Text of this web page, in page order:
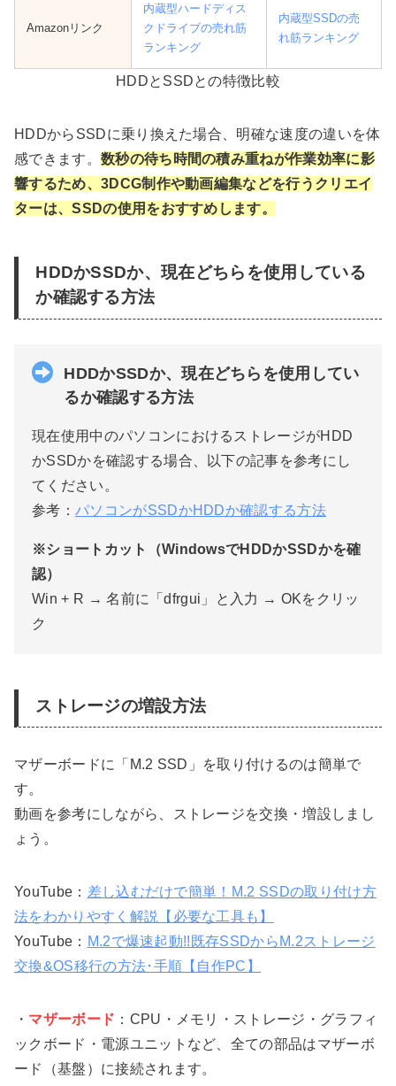
Amazonリンク
内蔵型ハードディス
クドライブの売れ筋
ランキング
内蔵型SSDの売
れ筋ランキング
HDDとSSDとの特徴比較
HDDからSSDに乗り換えた場合、明確な速度の違いを体
感できます。 数秒の待ち時間の積み重ねが作業効率に影
響するため、3DCG制作や動画編集などを行うクリエイ
ターは、SSDの使用をおすすめします。
HDDかSSDか、現在どちらを使用している
か確認する方法
HDDかSSDか、現在どちらを使用してい
るか確認する方法
現在使用中のパソコンにおけるストレージがHDD
かSSDかを確認する場合、以下の記事を参考にし
てください。
参考： パソコンがSSDかHDDか確認する方法
※ショートカット（WindowsでHDDかSSDかを確
認）
Win + R → 名前に「dfrgui」と入力 → OKをクリッ
ク
ストレージの増設方法
マザーボードに「M.2 SSD」を取り付けるのは簡単で
す。
動画を参考にしながら、ストレージを交換・増設しまし
ょう。
YouTube： 差し込むだけで簡単！M.2 SSDの取り付け方
法をわかりやすく解説【必要な工具も】
YouTube： M.2で爆速起動!!既存SSDからM.2ストレージ
交換&OS移行の方法･手順【自作PC】
・ マザーボード ：CPU・メモリ・ストレージ・グラフィ
ックボード・電源ユニットなど、全ての部品はマザーボ
ード（基盤）に接続されます。